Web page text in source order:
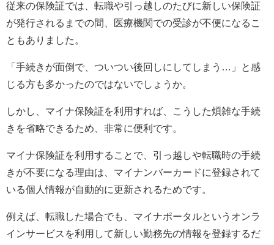
従来の保険証では、転職や引っ越しのたびに新しい保険証
が発行されるまでの間、医療機関での受診が不便になるこ
ともありました。
「手続きが面倒で、ついつい後回しにしてしまう…」と感
じる方も多かったのではないでしょうか。
しかし、マイナ保険証を利用すれば、こうした煩雑な手続
きを省略できるため、非常に便利です。
マイナ保険証を利用することで、引っ越しや転職時の手続
きが不要になる理由は、マイナンバーカードに登録されて
いる個人情報が自動的に更新されるためです。
例えば、転職した場合でも、マイナポータルというオンラ
インサービスを利用して新しい勤務先の情報を登録するだ